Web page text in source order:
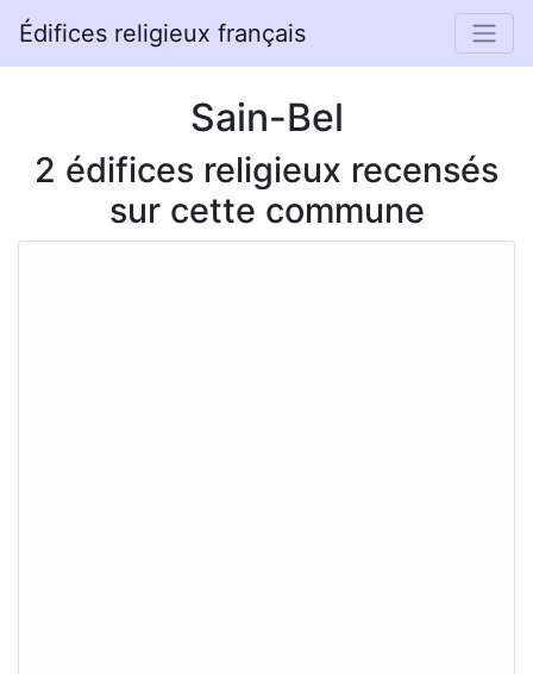
Édifices religieux français
Sain-Bel
2 édifices religieux recensés
sur cette commune